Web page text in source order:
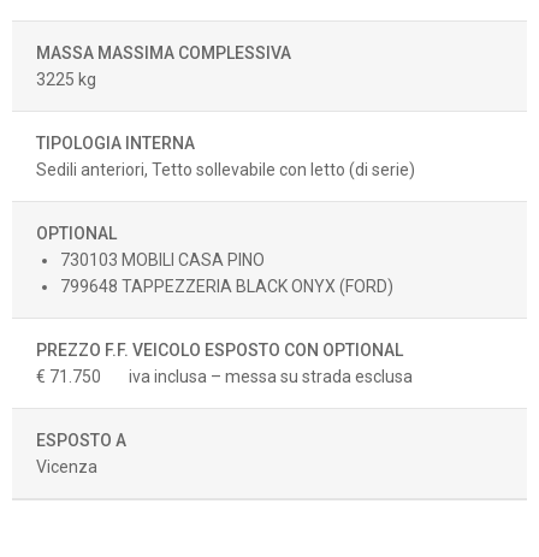
MASSA MASSIMA COMPLESSIVA
3225 kg
TIPOLOGIA INTERNA
Sedili anteriori, Tetto sollevabile con letto (di serie)
OPTIONAL
730103 MOBILI CASA PINO
799648 TAPPEZZERIA BLACK ONYX (FORD)
PREZZO F.F. VEICOLO ESPOSTO CON OPTIONAL
€ 71.750
iva inclusa – messa su strada esclusa
ESPOSTO A
Vicenza